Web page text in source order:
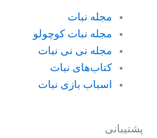
مجله نبات
مجله نبات کوچولو
مجله نی نی نبات
کتاب‌های نبات
اسباب بازی نبات
پشتیبانی